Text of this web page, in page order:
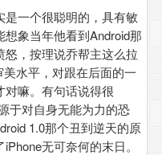
一个很聪明的，具有敏
象当年他看到Android那
，按理说乔帮主这么拉
水平，对跟在后面的一
对嘛。有句话说得很
于对自身无能为力的恐
1.0那个丑到逆天的原
无可奈何的末日。